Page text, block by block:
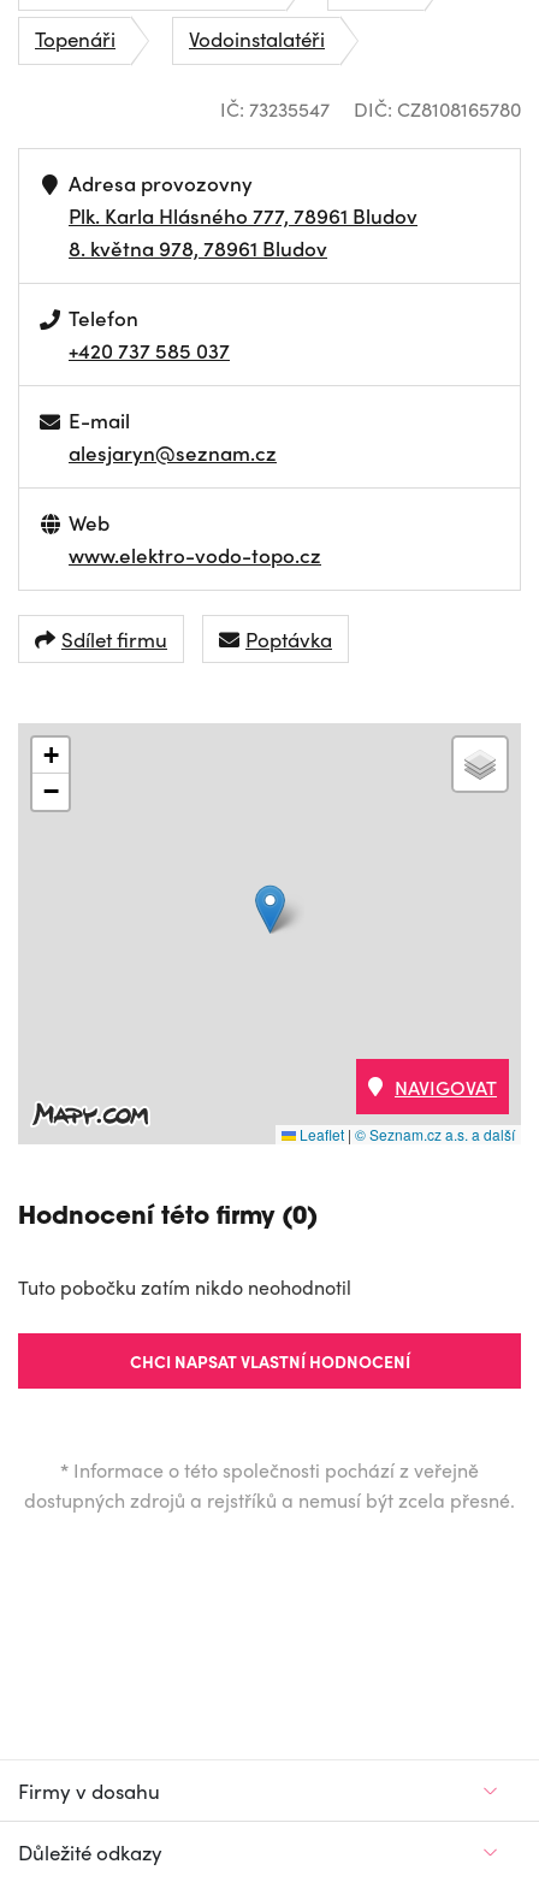
Topenáři
Vodoinstalatéři
IČ: 73235547 DIČ: CZ8108165780
Adresa provozovny
Plk. Karla Hlásného 777, 78961 Bludov
8. května 978, 78961 Bludov
Telefon
+420 737 585 037
E-mail
alesjaryn@seznam.cz
Web
www.elektro-vodo-topo.cz
Sdílet firmu Poptávka
+
−
Leaflet | © Seznam.cz a.s. a další
NAVIGOVAT
Hodnocení této firmy (0)
Tuto pobočku zatím nikdo neohodnotil
CHCI NAPSAT VLASTNÍ HODNOCENÍ
* Informace o této společnosti pochází z veřejně
dostupných zdrojů a rejstříků a nemusí být zcela přesné.
Firmy v dosahu
Důležité odkazy